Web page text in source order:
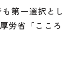
第一選択とし
労省「こころ